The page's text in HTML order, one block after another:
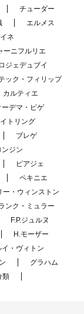
チューダー
エルメス
ネ
ーニフルリエ
ロジェデュブイ
ック・フィリップ
カルティエ
ーデマ・ピゲ
トリング
ブレゲ
ンジン
ピアジェ
ペキニエ
ー・ウィンストン
ンク・ミュラー
F.P.ジュルヌ
H.モーザー
イ・ヴィトン
グラハム
類